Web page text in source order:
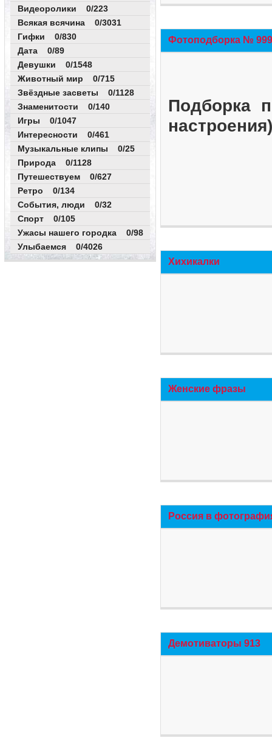
Видеоролики 0/223
Всякая всячина 0/3031
Гифки 0/830
Дата 0/89
Девушки 0/1548
Животный мир 0/715
Звёздные засветы 0/1128
Знаменитости 0/140
Игры 0/1047
Интересности 0/461
Музыкальные клипы 0/25
Природа 0/1128
Путешествуем 0/627
Ретро 0/134
События, люди 0/32
Спорт 0/105
Ужасы нашего городка 0/98
Улыбаемся 0/4026
Фотоподборка №
Подборка
Хихикалки
Женские фразы
Россия в
Демотиваторы 913